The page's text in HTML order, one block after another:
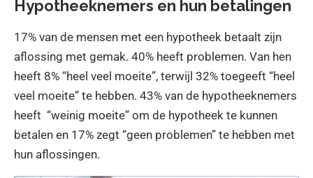
Hypotheeknemers en hun betalingen
17% van de mensen met een hypotheek betaalt zijn
aflossing met gemak. 40% heeft problemen. Van hen
heeft 8% “heel veel moeite”, terwijl 32% toegeeft “heel
veel moeite” te hebben. 43% van de hypotheeknemers
heeft “weinig moeite” om de hypotheek te kunnen
betalen en 17% zegt “geen problemen” te hebben met
hun aflossingen.